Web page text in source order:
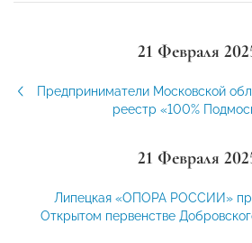
21 Февраля
Предприниматели Московской
реестр «100%
21 Февраля
Липецкая «ОПОРА РОССИИ»
Открытом первенстве